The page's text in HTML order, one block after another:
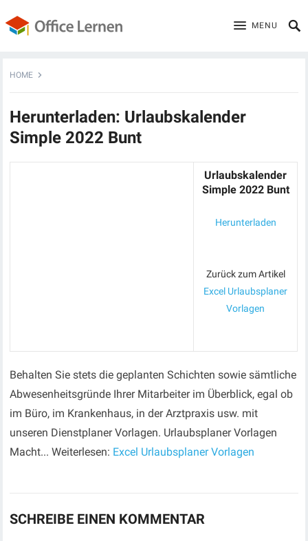
MENU
HOME
Herunterladen: Urlaubskalender
Simple 2022 Bunt
Urlaubskalender
Simple 2022 Bunt
Herunterladen
Zurück zum Artikel
Excel Urlaubsplaner
Vorlagen
Behalten Sie stets die geplanten Schichten sowie sämtliche
Abwesenheitsgründe Ihrer Mitarbeiter im Überblick, egal ob
im Büro, im Krankenhaus, in der Arztpraxis usw. mit
unseren Dienstplaner Vorlagen. Urlaubsplaner Vorlagen
Macht... Weiterlesen: Excel Urlaubsplaner Vorlagen
SCHREIBE EINEN KOMMENTAR